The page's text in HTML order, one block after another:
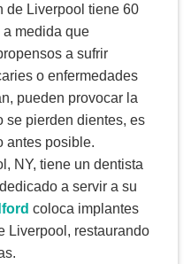
de Liverpool tiene 60
medida que
a sufrir
o enfermedades
pueden provocar la
se pierden dientes, es
antes posible.
NY, tiene un dentista
a servir a su
coloca implantes
Liverpool, restaurando